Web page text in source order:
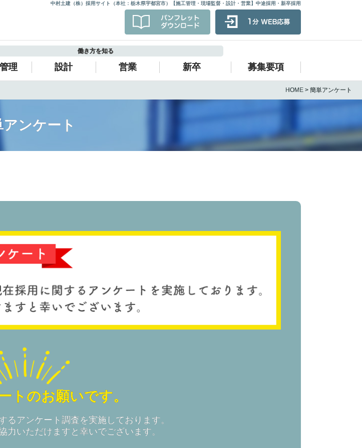
中村土建（株）採用サイト（本社：栃木県宇都宮市）【施工管理・現場監督・設計・営業】中途採用・新卒採用
働き方を知る
理 設計 営業 新卒 募集要項
HOME > 簡単アンケート
ンケート
トのお願いです。
るアンケート調査を実施しております。
力いただけますと幸いでございます。